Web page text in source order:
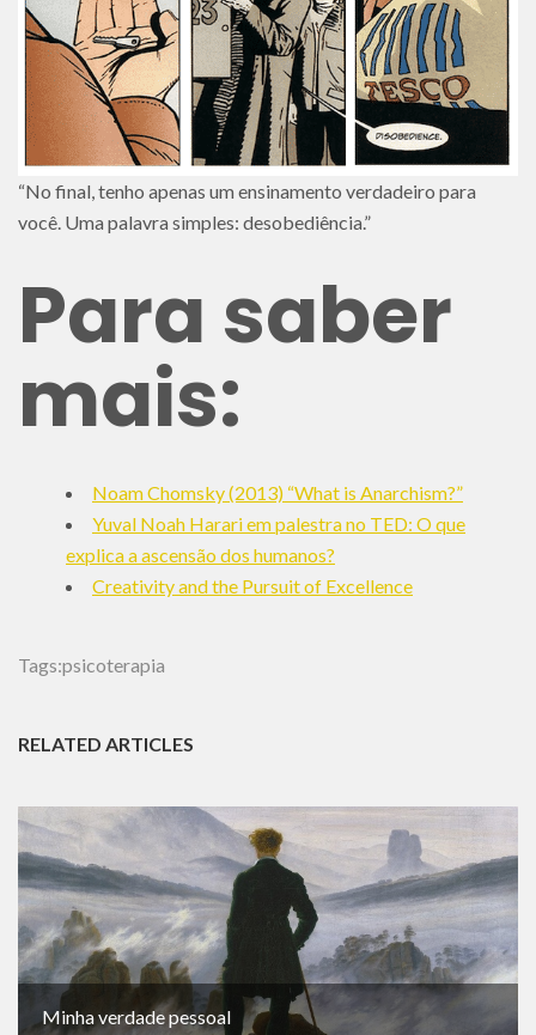
“No final, tenho apenas um ensinamento verdadeiro para
você. Uma palavra simples: desobediência.”
Para saber
mais:
Noam Chomsky (2013) “What is Anarchism?”
Yuval Noah Harari em palestra no TED: O que
explica a ascensão dos humanos?
Creativity and the Pursuit of Excellence
Tags:psicoterapia
RELATED ARTICLES
Minha verdade pessoal